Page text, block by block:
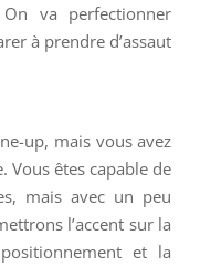
va perfectionner
à prendre d’assaut
up, mais vous avez
Vous êtes capable de
mais avec un peu
l’accent sur la
et la